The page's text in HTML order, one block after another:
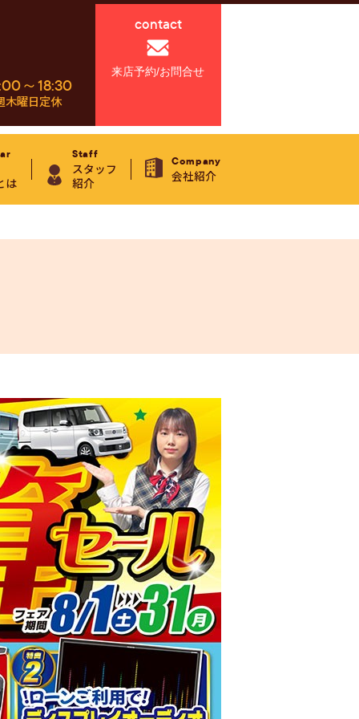
～18:30
木曜日定休
contact
来店予約/お問合せ
は
Staff
スタッフ
紹介
Company
会社紹介